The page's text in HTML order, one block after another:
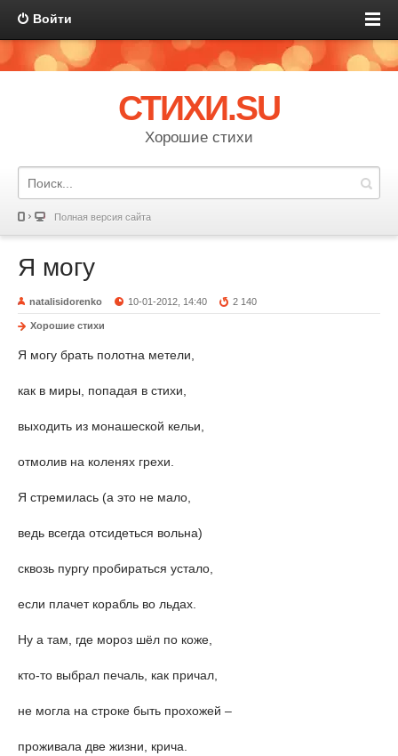
Войти
СТИХИ.SU
Хорошие стихи
Полная версия сайта
Я могу
natalisidorenko 10-01-2012, 14:40 2 140
Хорошие стихи
Я могу брать полотна метели,
как в миры, попадая в стихи,
выходить из монашеской кельи,
отмолив на коленях грехи.
Я стремилась (а это не мало,
ведь всегда отсидеться вольна)
сквозь пургу пробираться устало,
если плачет корабль во льдах.
Ну а там, где мороз шёл по коже,
кто-то выбрал печаль, как причал,
не могла на строке быть прохожей –
проживала две жизни, крича.